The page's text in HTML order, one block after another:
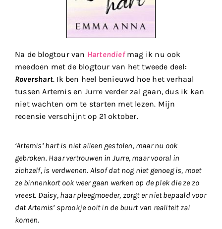
Na de blogtour van Hartendiefmag ik nu ook
meedoen met de blogtour van het tweede deel:
Rovershart. Ik ben heel benieuwd hoe het verhaal
tussen Artemis en Jurre verder zal gaan, dus ik kan
niet wachten om te starten met lezen. Mijn
recensie verschijnt op 21 oktober.
‘Artemis’ hart is niet alleen gestolen, maar nu ook
gebroken. Haar vertrouwen in Jurre, maar vooral in
zichzelf, is verdwenen. Alsof dat nog niet genoeg is, moet
ze binnenkort ook weer gaan werken op de plek die ze zo
vreest. Daisy, haar pleegmoeder, zorgt er niet bepaald voor
dat Artemis’ sprookje ooit in de buurt van realiteit zal
komen.